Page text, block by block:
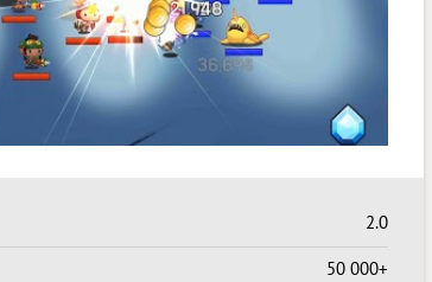
2.0
50 000+